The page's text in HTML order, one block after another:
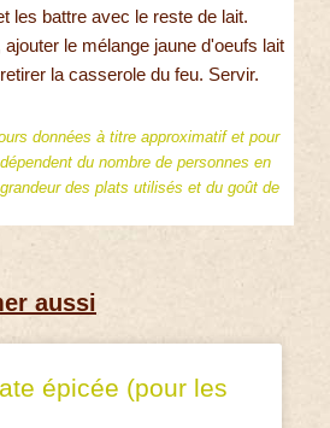
les battre avec le reste de lait.
le mélange jaune d'oeufs lait
la casserole du feu. Servir.
données à titre approximatif et pour
du nombre de personnes en
des plats utilisés et du goût de
aussi
épicée (pour les